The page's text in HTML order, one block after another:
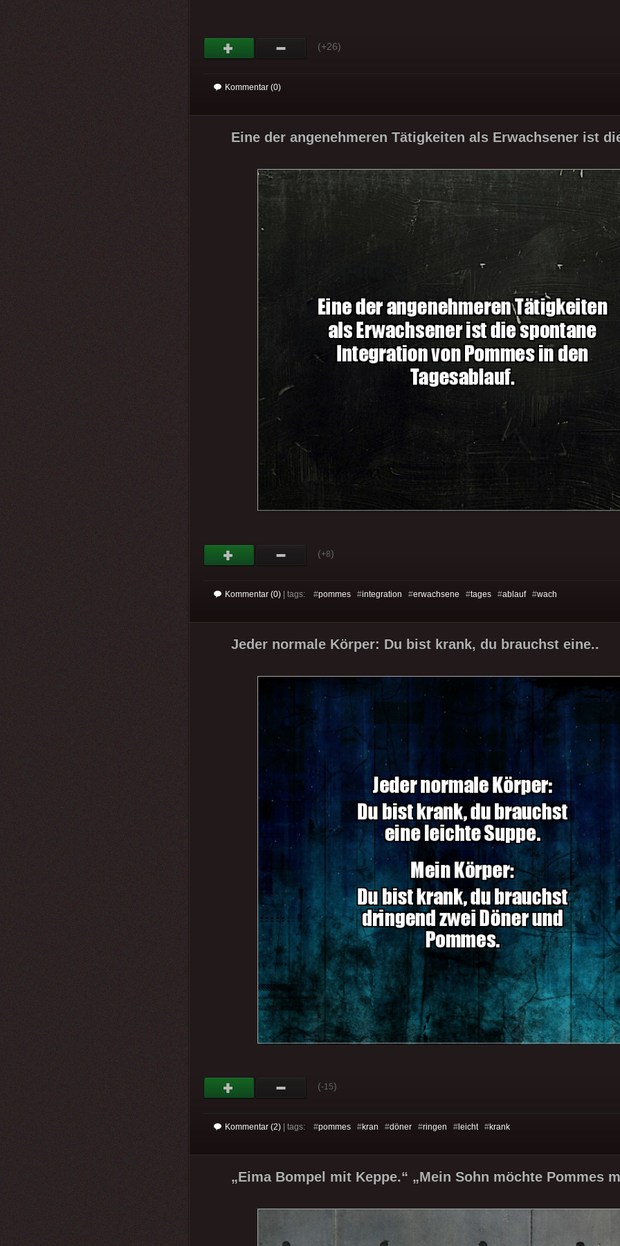
(+26)
Kommentar (0)
Eine der angenehmeren Tätigkeiten als Erwachsener ist
(+8)
Kommentar (0) | tags: #pommes #integration #erwachsene #tages #ablauf#wach
Jeder normale Körper: Du bist krank, du brauchst eine..
(-15)
Kommentar (2) | tags: #pommes #kran #döner #ringen #leicht#krank
„Eima Bompel mit Keppe.“ „Mein Sohn möchte Pommes